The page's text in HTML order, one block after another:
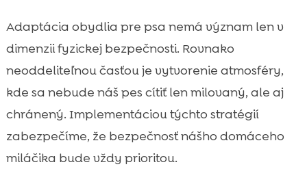
Adaptácia obydlia pre psa nemá význam len v
dimenzii fyzickej bezpečnosti. Rovnako
neoddeliteľnou časťou je vytvorenie atmosféry,
kde sa nebude náš pes cítiť len milovaný, ale aj
chránený. Implementáciou týchto stratégií
zabezpečíme, že bezpečnosť nášho domáceho
miláčika bude vždy prioritou.